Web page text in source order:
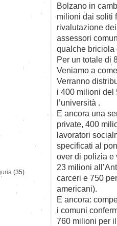
Bolzano in
milioni dai soliti
rivalutazione
assessori
qualche briciola
Per un totale di
Veniamo a
Verranno
i 400 milioni del
l’università .
E ancora una
private, 400
lavoratori
specificati al
over di polizia e
23 milioni
carceri e 750
americani).
E ancora:
i comuni
760 milioni per
(35)